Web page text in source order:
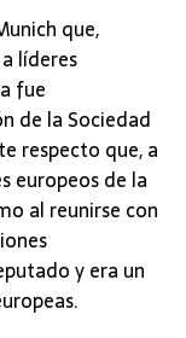
que,
líderes
fue
de la Sociedad
respecto que, a
europeos de la
al reunirse con
y era un